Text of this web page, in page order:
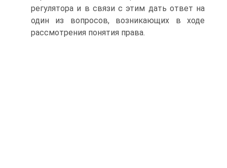
регулятора и в связи с этим дать ответ на
один из вопросов, возникающих в ходе
рассмотрения понятия права.